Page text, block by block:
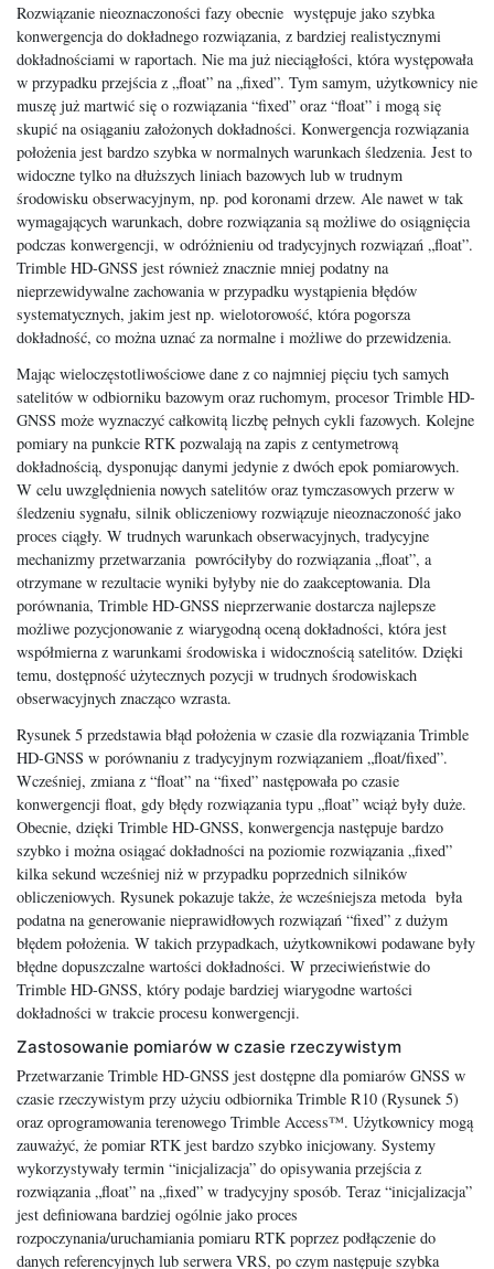
Rozwiązanie nieoznaczoności fazy obecnie występuje jako szybka
konwergencja do dokładnego rozwiązania, z bardziej realistycznymi
dokładnościami w raportach. Nie ma już nieciągłości, która występowała
w przypadku przejścia z „float” na „fixed”. Tym samym, użytkownicy nie
muszę już martwić się o rozwiązania “fixed” oraz “float” i mogą się
skupić na osiąganiu założonych dokładności. Konwergencja rozwiązania
położenia jest bardzo szybka w normalnych warunkach śledzenia. Jest to
widoczne tylko na dłuższych liniach bazowych lub w trudnym
środowisku obserwacyjnym, np. pod koronami drzew. Ale nawet w tak
wymagających warunkach, dobre rozwiązania są możliwe do osiągnięcia
podczas konwergencji, w odróżnieniu od tradycyjnych rozwiązań „float”.
Trimble HD-GNSS jest również znacznie mniej podatny na
nieprzewidywalne zachowania w przypadku wystąpienia błędów
systematycznych, jakim jest np. wielotorowość, która pogorsza
dokładność, co można uznać za normalne i możliwe do przewidzenia.
Mając wieloczęstotliwościowe dane z co najmniej pięciu tych samych
satelitów w odbiorniku bazowym oraz ruchomym, procesor Trimble HD-
GNSS może wyznaczyć całkowitą liczbę pełnych cykli fazowych. Kolejne
pomiary na punkcie RTK pozwalają na zapis z centymetrową
dokładnością, dysponując danymi jedynie z dwóch epok pomiarowych.
W celu uwzględnienia nowych satelitów oraz tymczasowych przerw w
śledzeniu sygnału, silnik obliczeniowy rozwiązuje nieoznaczoność jako
proces ciągły. W trudnych warunkach obserwacyjnych, tradycyjne
mechanizmy przetwarzania powróciłyby do rozwiązania „float”, a
otrzymane w rezultacie wyniki byłyby nie do zaakceptowania. Dla
porównania, Trimble HD-GNSS nieprzerwanie dostarcza najlepsze
możliwe pozycjonowanie z wiarygodną oceną dokładności, która jest
współmierna z warunkami środowiska i widocznością satelitów. Dzięki
temu, dostępność użytecznych pozycji w trudnych środowiskach
obserwacyjnych znacząco wzrasta.
Rysunek 5 przedstawia błąd położenia w czasie dla rozwiązania Trimble
HD-GNSS w porównaniu z tradycyjnym rozwiązaniem „float/fixed”.
Wcześniej, zmiana z “float” na “fixed” następowała po czasie
konwergencji float, gdy błędy rozwiązania typu „float” wciąż były duże.
Obecnie, dzięki Trimble HD-GNSS, konwergencja następuje bardzo
szybko i można osiągać dokładności na poziomie rozwiązania „fixed”
kilka sekund wcześniej niż w przypadku poprzednich silników
obliczeniowych. Rysunek pokazuje także, że wcześniejsza metoda była
podatna na generowanie nieprawidłowych rozwiązań “fixed” z dużym
błędem położenia. W takich przypadkach, użytkownikowi podawane były
błędne dopuszczalne wartości dokładności. W przeciwieństwie do
Trimble HD-GNSS, który podaje bardziej wiarygodne wartości
dokładności w trakcie procesu konwergencji.
Zastosowanie pomiarów w czasie rzeczywistym
Przetwarzanie Trimble HD-GNSS jest dostępne dla pomiarów GNSS w
czasie rzeczywistym przy użyciu odbiornika Trimble R10 (Rysunek 5)
oraz oprogramowania terenowego Trimble Access™. Użytkownicy mogą
zauważyć, że pomiar RTK jest bardzo szybko inicjowany. Systemy
wykorzystywały termin “inicjalizacja” do opisywania przejścia z
rozwiązania „float” na „fixed” w tradycyjny sposób. Teraz “inicjalizacja”
jest definiowana bardziej ogólnie jako proces
rozpoczynania/uruchamiania pomiaru RTK poprzez podłączenie do
danych referencyjnych lub serwera VRS, po czym następuje szybka